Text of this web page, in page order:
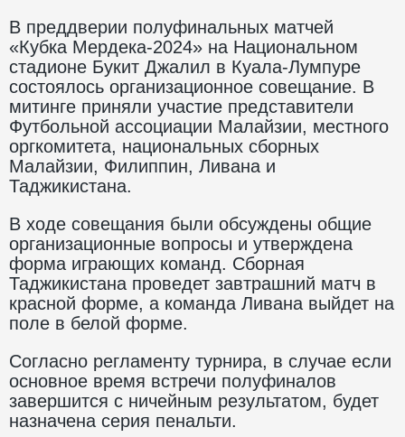
В преддверии полуфинальных матчей
«Кубка Мердека-2024» на Национальном
стадионе Букит Джалил в Куала-Лумпуре
состоялось организационное совещание. В
митинге приняли участие представители
Футбольной ассоциации Малайзии, местного
оргкомитета, национальных сборных
Малайзии, Филиппин, Ливана и
Таджикистана.
В ходе совещания были обсуждены общие
организационные вопросы и утверждена
форма играющих команд. Сборная
Таджикистана проведет завтрашний матч в
красной форме, а команда Ливана выйдет на
поле в белой форме.
Согласно регламенту турнира, в случае если
основное время встречи полуфиналов
завершится с ничейным результатом, будет
назначена серия пенальти.